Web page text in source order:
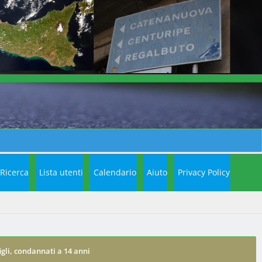
Ricerca Lista utenti Calendario Aiuto Privacy Policy
condannati a 14 anni